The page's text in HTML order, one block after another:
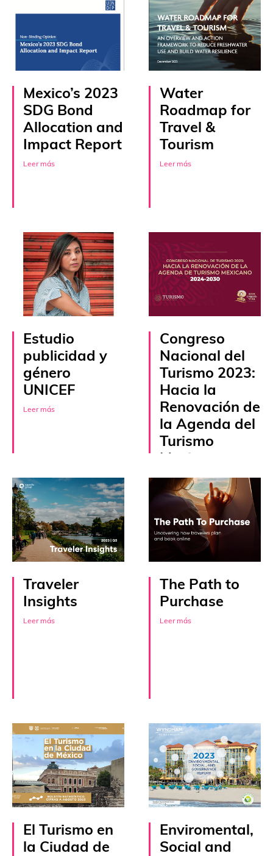
Mexico’s 2023
SDG Bond
Allocation and
Impact Report
Leer más
Water
Roadmap for
Travel &
Tourism
Leer más
Estudio
publicidad y
género
UNICEF
Leer más
Congreso
Nacional del
Turismo 2023:
Hacia la
Renovación de
la Agenda del
Turismo
Leer más
Traveler
Insights
Leer más
The Path to
Purchase
Leer más
El Turismo en
la Ciudad de
Enviromental,
Social and